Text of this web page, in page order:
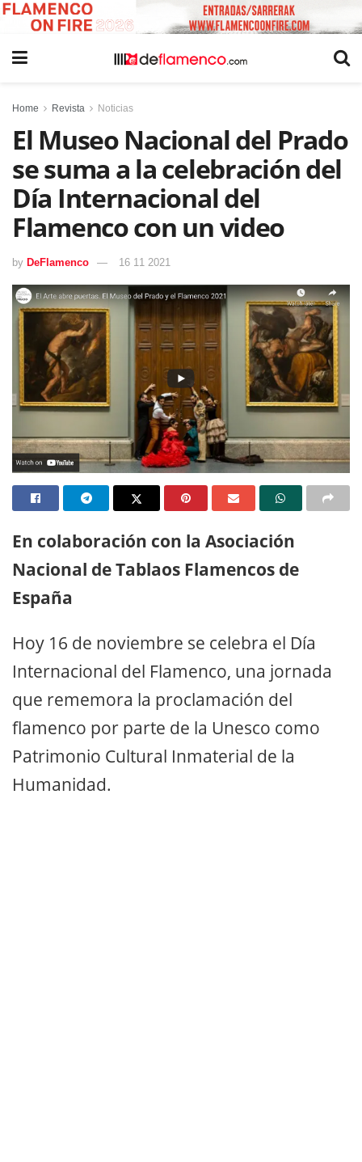
Home Revista Noticias
El Museo Nacional del Prado
se suma a la celebración del
Día Internacional del
Flamenco con un video
by DeFlamenco 16 11 2021
En colaboración con la Asociación
Nacional de Tablaos Flamencos de
España
Hoy 16 de noviembre se celebra el Día
Internacional del Flamenco, una jornada
que rememora la proclamación del
flamenco por parte de la Unesco como
Patrimonio Cultural Inmaterial de la
Humanidad.